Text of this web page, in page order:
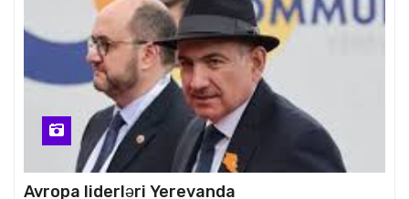
Avropa liderləri Yerevanda